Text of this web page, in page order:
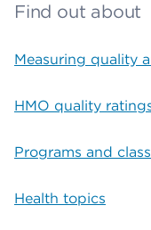
Find out about
Measuring quality
HMO quality
Programs and
Health topics